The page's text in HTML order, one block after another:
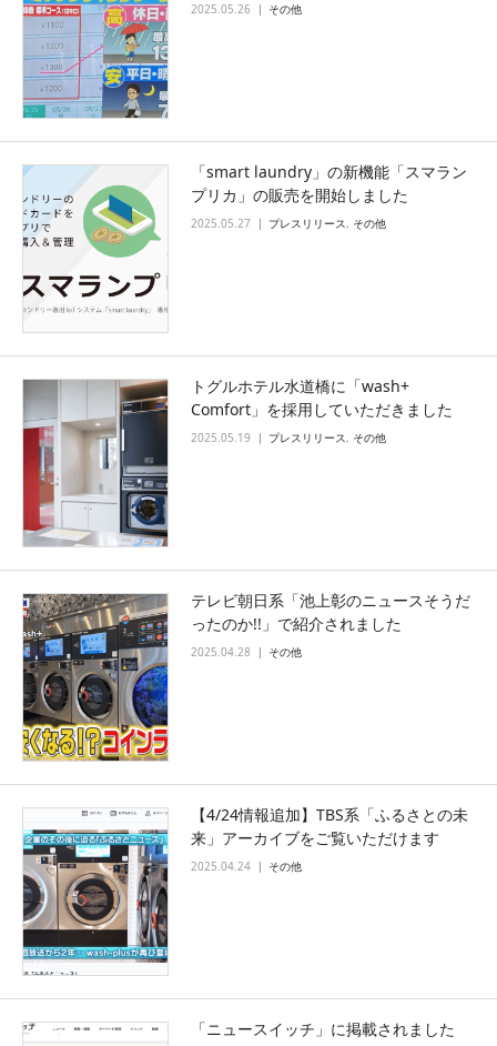
2025.05.26 その他
「smart laundry」の新機能「スマラン
プリカ」の販売を開始しました
2025.05.27 プレスリリース, その他
トグルホテル水道橋に「wash+
Comfort」を採用していただきました
2025.05.19 プレスリリース, その他
テレビ朝日系「池上彰のニュースそうだ
ったのか!!」で紹介されました
2025.04.28 その他
【4/24情報追加】TBS系「ふるさとの未
来」アーカイブをご覧いただけます
2025.04.24 その他
「ニュースイッチ」に掲載されました